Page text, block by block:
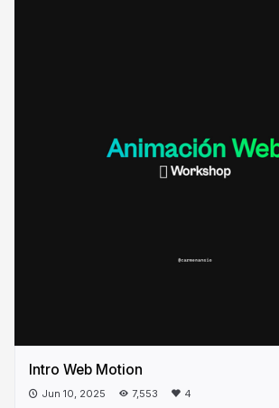
Intro Web Motion
Jun 10, 2025 7,553 4